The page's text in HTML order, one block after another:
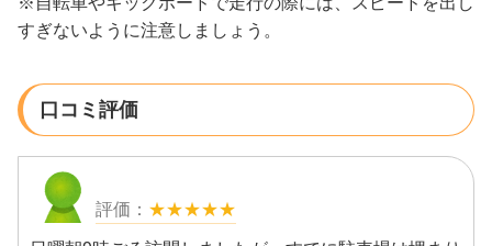
すぎないように注意しましょう。
口コミ評価
★★★★★